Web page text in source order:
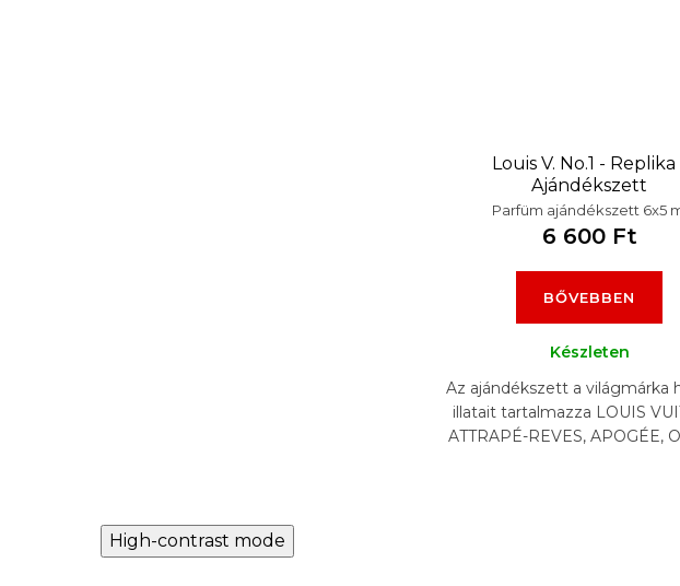
Louis V. No.1 - Replika
Ajándékszett
Parfüm ajándékszett 6x5
6 600 Ft
BŐVEBBEN
Készleten
Az ajándékszett a világmárka
illatait tartalmazza LOUIS
ATTRAPÉ-REVES, APOGÉE,
High-contrast mode